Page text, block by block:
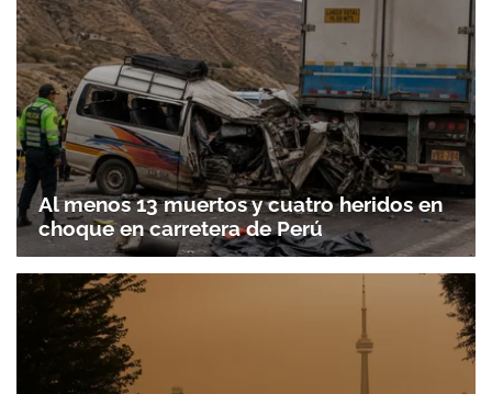
Al menos 13 muertos y cuatro heridos en
choque en carretera de Perú